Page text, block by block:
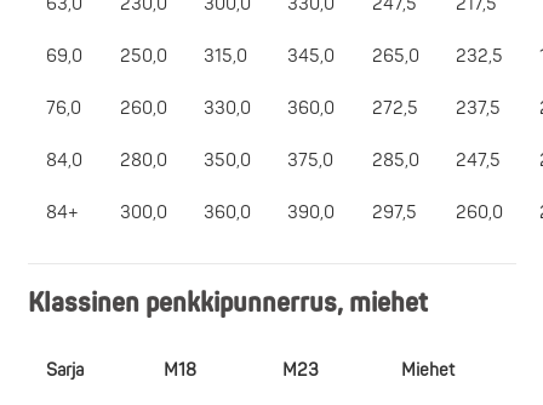
69,0 250,0 315,0 345,0 265,0 232,5
76,0 260,0 330,0 360,0 272,5 237,5
84,0 280,0 350,0 375,0 285,0 247,5
84+ 300,0 360,0 390,0 297,5 260,0
Klassinen penkkipunnerrus, miehet
Sarja M18 M23 Miehet